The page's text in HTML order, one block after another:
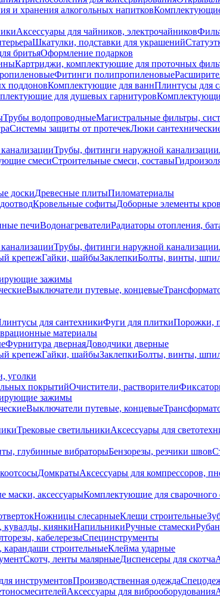
и хранения алкогольных напитков
Аксессуары для чайников, электрочайников
Шкатулки, подставки для украшений
бритьяОформление подарков
Картриджи, комплектующие для проточных
Фитинги полипропиленовые
поддоновКомплектующие для ваннПлинтусы для
для душевых гарнитуров
Трубы водопроводныеМагистральные фильтры,
Системы защиты от протечекЛюки
Трубы, фитинги наружной канализации
смесиСтроительные смеси, составы
доскиДревесные плитыПиломатериалы
Кровельные софитыДоборные элементы
печиВодонагревателиРадиаторы отопления,
Трубы, фитинги наружной канализации
крепежГайки, шайбыЗаклепкиБолты, винты,
зажимы
Выключатели путевые, концевые
для сантехникиФуги для плиткиПорожки,
материалы
Фурнитура двернаяДоводчики дверные
крепежГайки, шайбыЗаклепкиБолты, винты,
уголки
покрытийОчистители, растворители
зажимы
Выключатели путевые, концевые
Трековые светильникиАксессуары для
глубинные вибраторыБензорезы, резчики швов
ДомкратыАксессуары для компрессоров,
маски, аксессуарыКомплектующие для сварочного
Ножницы слесарныеКлещи строительные
кувалды, киянкиНапильникиРучные стамески
кабелерезыСпецинструменты
строительныеКлейма ударные
Скотч, ленты малярныеДиспенсеры для скотча
инструментовПроизводственная одежда
Аксессуары для виброоборудования